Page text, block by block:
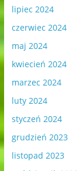
lipiec 2024
czerwiec 2024
maj 2024
kwiecień 2024
marzec 2024
luty 2024
styczeń 2024
grudzień 2023
listopad 2023